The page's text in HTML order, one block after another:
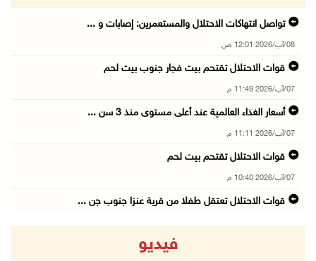
تواصل انتهاكات الاحتلال والمستعمرين: إصابات و ...
08/آب/2026 12:01 ص
قوات الاحتلال تقتحم بيت فجار جنوب بيت لحم
07/آب/2026 11:49 م
أسعار الغذاء العالمية عند أعلى مستوى منذ 3 سن ...
07/آب/2026 11:11 م
قوات الاحتلال تقتحم بيت لحم
07/آب/2026 10:40 م
قوات الاحتلال تعتقل طفلا من قرية عنزا جنوب جن ...
قوات الاحتلال تغلق مداخل يعبد جنوب غرب جنين
فيديو